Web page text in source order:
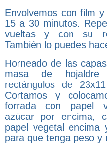
Envolvemos con film
15 a 30 minutos.
vueltas y con su
También lo puedes
Horneado de las
masa de
rectángulos de
Cortamos y
forrada con papel
azúcar por encima,
papel vegetal encima
para que tenga peso y